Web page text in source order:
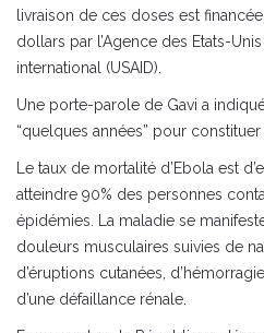
livraison de ces doses est
dollars par l’Agence des Etats-
international (USAID).
Une porte-parole de Gavi a indiqué
“quelques années” pour
Le taux de mortalité d’Ebola est
atteindre 90% des personnes
épidémies. La maladie se
douleurs musculaires suivies de
d’éruptions cutanées,
d’une défaillance rénale.